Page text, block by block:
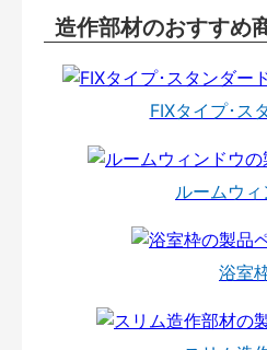
造作部材のおすすめ
FIXタイプ･ス
ルームウィ
浴室